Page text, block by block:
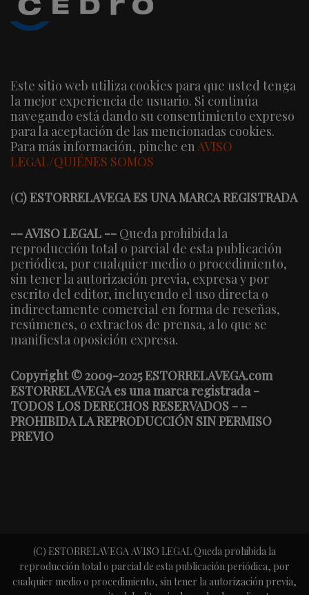
Este sitio web utiliza cookies para que usted tenga
la mejor experiencia de usuario. Si continúa
navegando está dando su consentimiento expreso
para la aceptación de las mencionadas cookies.
Para más información, pinche enAVISO
LEGAL/QUIÉNES SOMOS
(C) ESTORRELAVEGA ES UNA MARCA REGISTRADA
-- AVISO LEGAL -- Queda prohibida la
reproducción total o parcial de esta publicación
periódica, por cualquier medio o procedimiento,
sin tener la autorización previa, expresa y por
escrito del editor, incluyendo el uso directa o
indirectamente comercial en forma de reseñas,
resúmenes, o extractos de prensa, a lo que se
manifiesta oposición expresa.
Copyright © 2009-2025 ESTORRELAVEGA.com
ESTORRELAVEGA es una marca registrada -
TODOS LOS DERECHOS RESERVADOS - -
PROHIBIDA LA REPRODUCCIÓN SIN PERMISO
PREVIO
(C) ESTORRELAVEGA AVISO LEGAL Queda prohibida la
reproducción total o parcial de esta publicación periódica, por
cualquier medio o procedimiento, sin tener la autorización previa,